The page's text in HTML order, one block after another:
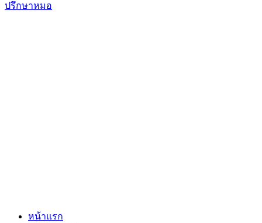
ปรึกษาหมอ
หน้าแรก